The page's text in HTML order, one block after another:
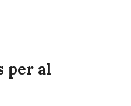
per al